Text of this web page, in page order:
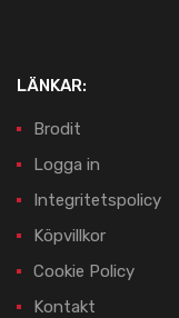
LÄNKAR:
Brodit
Logga in
Integritetspolicy
Köpvillkor
Cookie Policy
Kontakt